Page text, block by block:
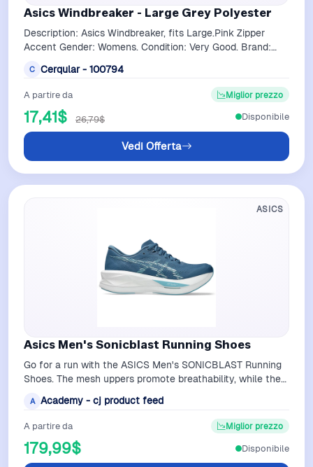
Asics Windbreaker - Large Grey Polyester
Description: Asics Windbreaker, fits Large.Pink Zipper
Accent Gender: Womens. Condition: Very Good. Brand:
C Cerqular - 100794
A partire da
17,41$ 26,79$
Miglior prezzo
Vedi Offerta
Disponibile
ASICS
Asics Men's Sonicblast Running Shoes
Go for a run with the ASICS Men's SONICBLAST Running
Shoes. The mesh uppers promote breathability, while the
A Academy - cj product feed
A partire da
179,99$
Miglior prezzo
Disponibile